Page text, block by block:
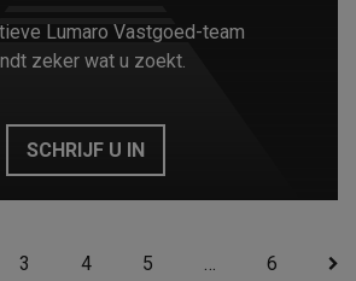
Lumaro Vastgoed-team
zeker wat u zoekt.
SCHRIJF U IN
3 4 5 6